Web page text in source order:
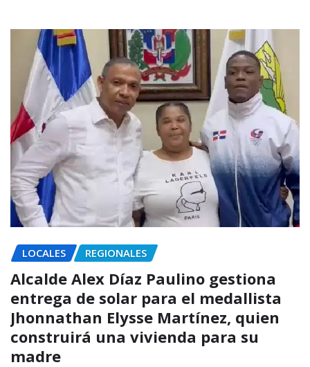
LOCALES REGIONALES
Alcalde Alex Díaz Paulino gestiona
entrega de solar para el medallista
Jhonnathan Elysse Martínez, quien
construirá una vivienda para su
madre